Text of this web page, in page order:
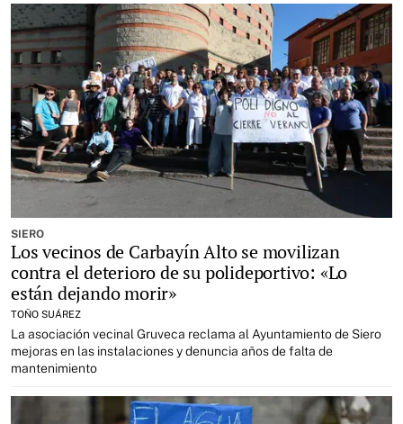
SIERO
Los vecinos de Carbayín Alto se movilizan
contra el deterioro de su polideportivo: «Lo
están dejando morir»
TOÑO SUÁREZ
La asociación vecinal Gruveca reclama al Ayuntamiento de Siero
mejoras en las instalaciones y denuncia años de falta de
mantenimiento